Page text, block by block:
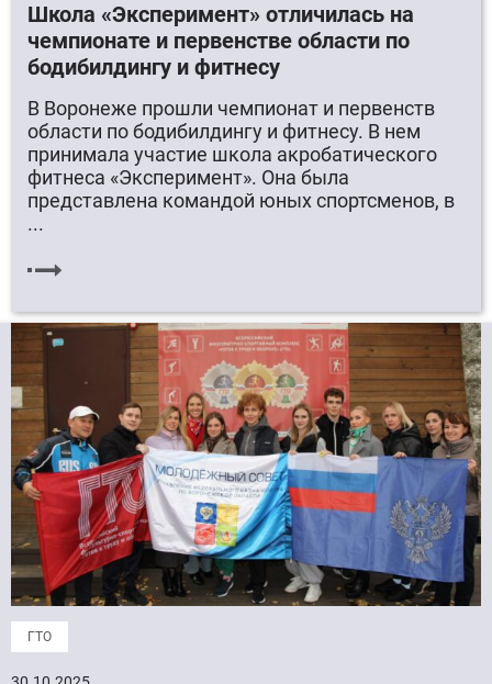
Школа «Эксперимент» отличилась на
чемпионате и первенстве области по
бодибилдингу и фитнесу
В Воронеже прошли чемпионат и первенств
области по бодибилдингу и фитнесу. В нем
принимала участие школа акробатического
фитнеса «Эксперимент». Она была
представлена командой юных спортсменов, в
...
ГТО